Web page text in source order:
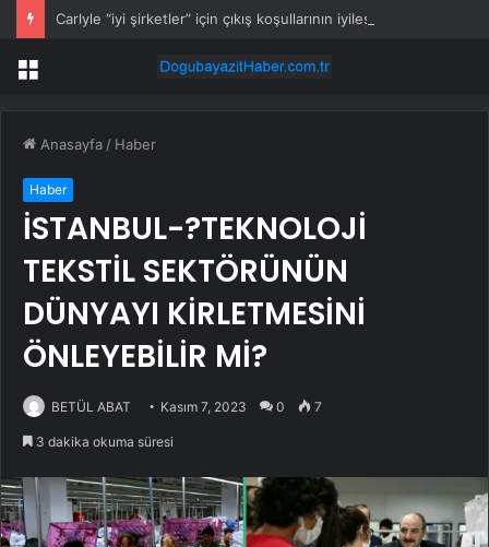
Menü
Anasayfa / Haber
Haber
İSTANBUL-?TEKNOLOJİ
TEKSTİL SEKTÖRÜNÜN
DÜNYAYI KİRLETMESİNİ
ÖNLEYEBİLİR Mİ?
BETÜL ABAT Kasım 7, 2023 0 7
3 dakika okuma süresi